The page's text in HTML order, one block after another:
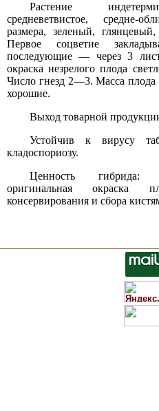
Растение
средневетвистое, средне-
размера, зеленый,
Первое соцветие
последующие — через 3
окраска незрелого плода
Число гнезд 2—3. Масса
хорошие.
Выход товарной
Устойчив к вирусу
кладоспориозу.
Ценность гибрида:
оригинальная окраска
консервирования и сбора